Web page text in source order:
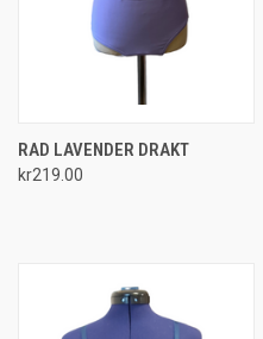
RAD LAVENDER DRAKT
kr219.00